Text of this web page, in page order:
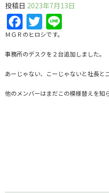
投稿日 2023年7月13日
Facebook
Twitter
ＭＧＲのヒロシです。
事務所のデスクを２台追加しました。
あーじゃない、こーじゃないと社長と
他のメンバーはまだこの模様替えを知